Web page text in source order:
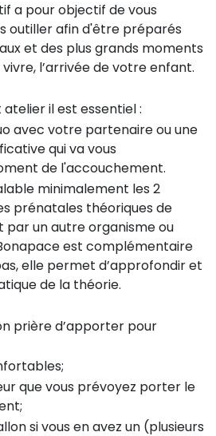
a pour objectif de vous
outiller afin d'être préparés
et des plus grands moments
vivre, l’arrivée de votre enfant.
il est essentiel :
avec votre partenaire ou une
qui va vous
de l'accouchement.
minimalement les 2
prénatales théoriques de
par un autre organisme ou
est complémentaire
elle permet d’approfondir et
de la théorie.
prière d’apporter pour
que vous prévoyez porter le
si vous en avez un (plusieurs